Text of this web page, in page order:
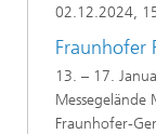
02.12.2024,
Fraunhofer
13. – 17.
Messegelände
Fraunhofer-